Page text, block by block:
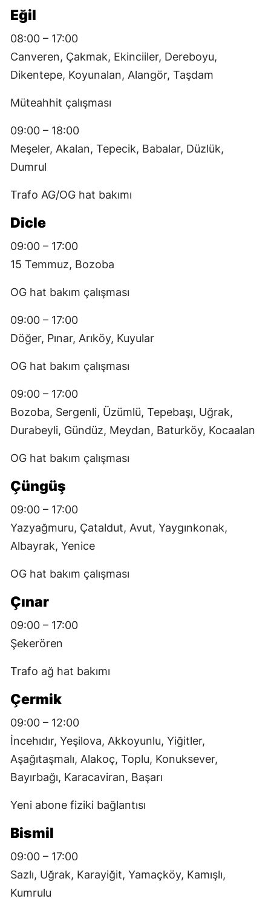
Eğil
08:00 – 17:00
Canveren, Çakmak, Ekinciiler, Dereboyu,
Dikentepe, Koyunalan, Alangör, Taşdam
Müteahhit çalışması
09:00 – 18:00
Meşeler, Akalan, Tepecik, Babalar, Düzlük,
Dumrul
Trafo AG/OG hat bakımı
Dicle
09:00 – 17:00
15 Temmuz, Bozoba
OG hat bakım çalışması
09:00 – 17:00
Döğer, Pınar, Arıköy, Kuyular
OG hat bakım çalışması
09:00 – 17:00
Bozoba, Sergenli, Üzümlü, Tepebaşı, Uğrak,
Durabey­li, Gündüz, Meydan, Baturköy, Kocaalan
OG hat bakım çalışması
Çüngüş
09:00 – 17:00
Yazyağmuru, Çataldut, Avut, Yaygınkonak,
Albayrak, Yenice
OG hat bakım çalışması
Çınar
09:00 – 17:00
Şekerören
Trafo ağ hat bakımı
Çermik
09:00 – 12:00
İncehıdır, Yeşilova, Akkoyunlu, Yiğitler,
Aşağıtaşmalı, Alakoç, Toplu, Konuksever,
Bayırbağı, Karacaviran, Başarı
Yeni abone fiziki bağlantısı
Bismil
09:00 – 17:00
Sazlı, Uğrak, Karayiğit, Yamaçköy, Kamışlı,
Kumrulu